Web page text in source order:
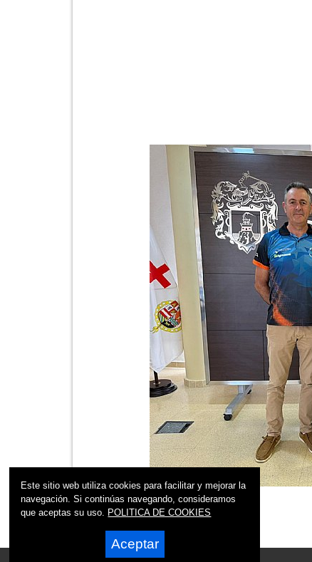
Este sitio web utiliza cookies para facilitar y mejorar la
navegación. Si continúas navegando, consideramos
que aceptas su uso. POLITICA DE COOKIES
Aceptar